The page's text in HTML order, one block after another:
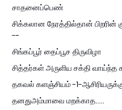
சாதனைப்பெண்
சிக்கலான நேரத்தில்தான்
--
சிங்கப்பூர் தைப்பூச திருவிழா
சித்தர்கள் அருளிய சக்தி வாய்ந்த
தகவல் களஞ்சியம் -1-
தனதுஅம்மாவை மறக்காத.....